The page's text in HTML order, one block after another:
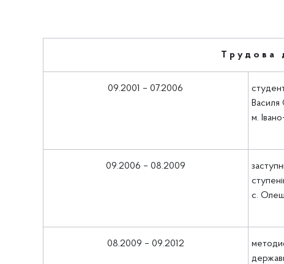
Т р у д о в а д
09.2001 – 07.2006
Василя
м.
09.2006 – 08.2009
с.
08.2009 – 09.2012